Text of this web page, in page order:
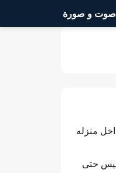
صوت و صورة
منزله
الخميس حتى